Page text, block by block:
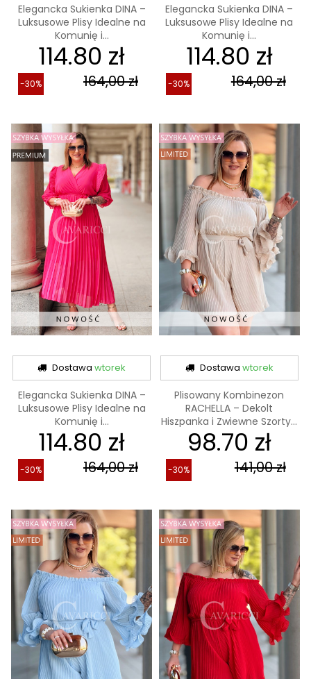
Elegancka Sukienka DINA –
Luksusowe Plisy Idealne na
Komunię i...
114.80 zł
164,00 zł
-30%
Elegancka Sukienka DINA –
Luksusowe Plisy Idealne na
Komunię i...
114.80 zł
164,00 zł
-30%
Dostawawtorek
Elegancka Sukienka DINA –
Luksusowe Plisy Idealne na
Komunię i...
114.80 zł
164,00 zł
-30%
Dostawa wtorek
Plisowany Kombinezon
RACHELLA – Dekolt
Hiszpanka i Zwiewne Szorty...
98.70 zł
141,00 zł
-30%